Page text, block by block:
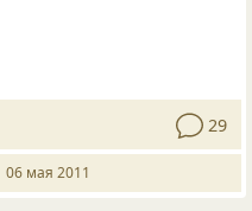
29
06 мая 2011